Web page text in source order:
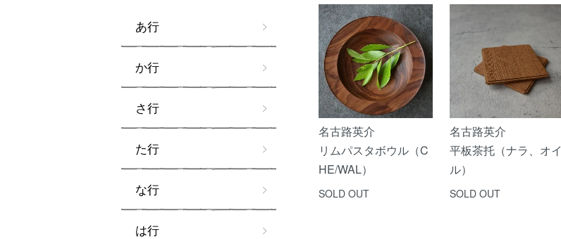
名古路英介
リムパスタボウル（C
HE/WAL）
SOLD OUT
名古路英介
平板茶托（ナラ、オイ
ル）
SOLD OUT
あ行
か行
さ行
た行
な行
は行